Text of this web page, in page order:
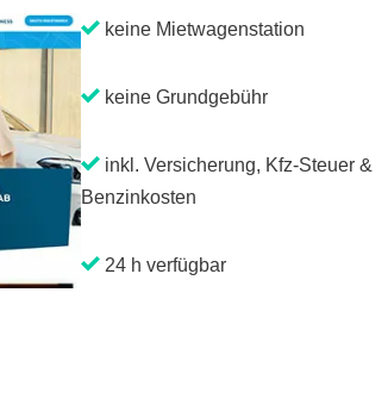
keine Mietwagenstation
keine Grundgebühr
inkl. Versicherung, Kfz-Steuer &
Benzinkosten
24 h verfügbar